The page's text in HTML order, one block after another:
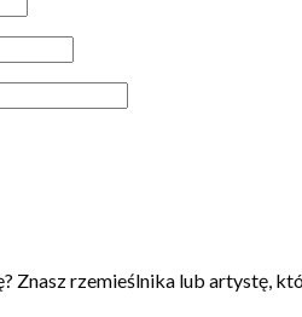
Znasz rzemieślnika lub artystę,